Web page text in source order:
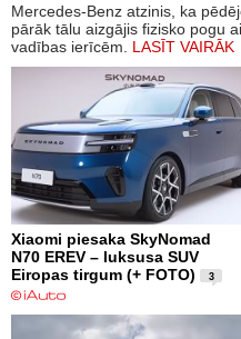
Mercedes-Benz atzinis, ka
pārāk tālu aizgājis fizisko pogu
vadības ierīcēm. LASĪT VAIRĀK
Xiaomi piesaka SkyNomad
N70 EREV – luksusa SUV
Eiropas tirgum (+ FOTO)
3